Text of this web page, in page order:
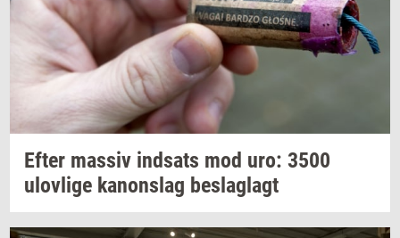
Efter mas­siv ind­sats mod uro: 3500
ulov­li­ge ka­nonslag be­slag­lagt